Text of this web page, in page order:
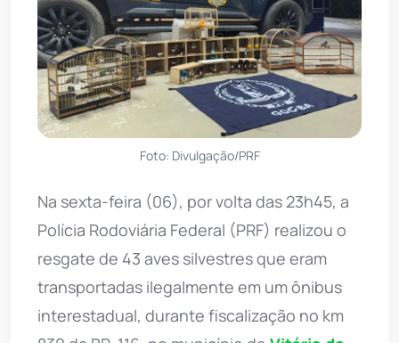
Foto: Divulgação/PRF
Na sexta-feira (06), por volta das 23h45, a
Polícia Rodoviária Federal (PRF) realizou o
resgate de 43 aves silvestres que eram
transportadas ilegalmente em um ônibus
interestadual, durante fiscalização no km